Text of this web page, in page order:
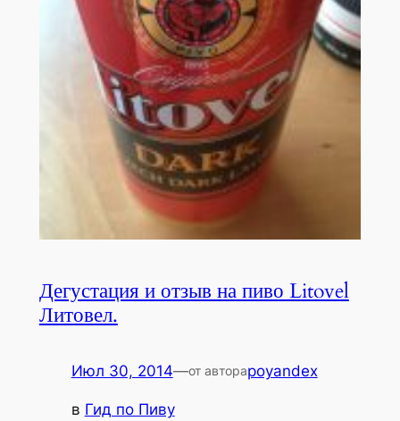
Дегустация и отзыв на пиво Litovel
Литовел.
Июл 30, 2014—от автораpoyandex
в Гид по Пиву